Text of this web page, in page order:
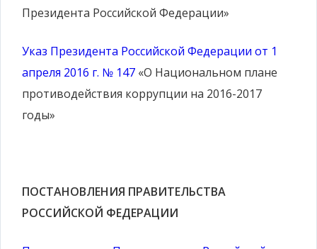
Президента Российской Федерации»
Указ Президента Российской Федерации от 1
апреля 2016 г. № 147 «О Национальном плане
противодействия коррупции на 2016-2017
годы»
ПОСТАНОВЛЕНИЯ ПРАВИТЕЛЬСТВА
РОССИЙСКОЙ ФЕДЕРАЦИИ